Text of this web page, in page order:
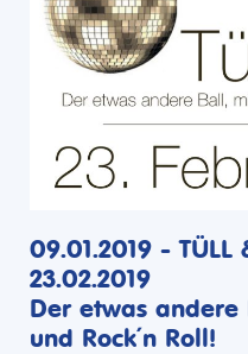
09.01.2019 - TÜLL
23.02.2019
Der etwas
und Rock ́n Roll!